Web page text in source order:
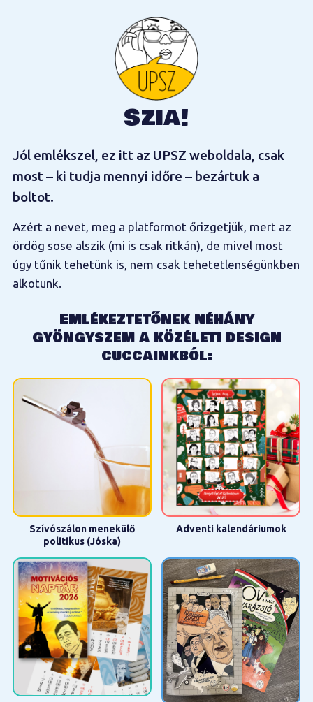
Szia!
Jól emlékszel, ez itt az UPSZ weboldala, csak
most – ki tudja mennyi időre – bezártuk a
boltot.
Azért a nevet, meg a platformot őrizgetjük, mert az
ördög sose alszik (mi is csak ritkán), de mivel most
úgy tűnik tehetünk is, nem csak tehetetlenségünkben
alkotunk.
Emlékeztetőnek néhány
gyöngyszem a közéleti design
cuccainkból:
Szívószálon menekülő
politikus (Jóska)
Adventi kalendáriumok